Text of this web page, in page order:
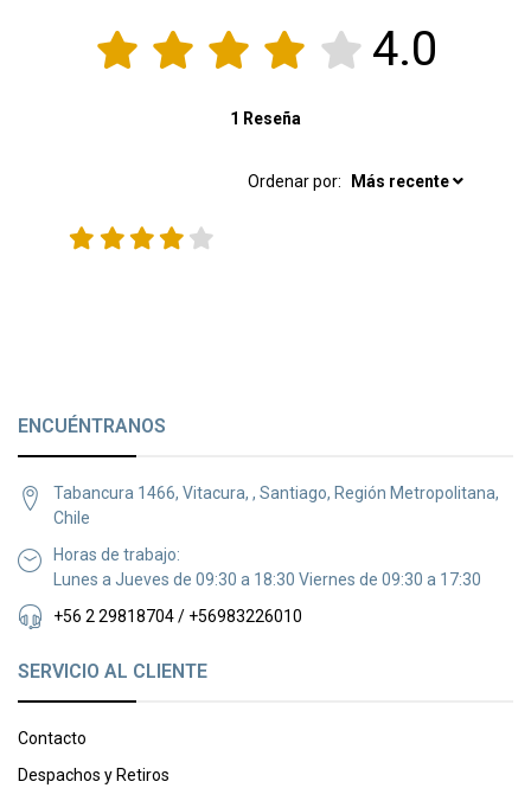
4.0
1 Reseña
Ordenar por: Más recente
ENCUÉNTRANOS
Tabancura 1466, Vitacura, , Santiago, Región Metropolitana,
Chile
Horas de trabajo:
Lunes a Jueves de 09:30 a 18:30 Viernes de 09:30 a 17:30
+56 2 29818704 / +56983226010
SERVICIO AL CLIENTE
Contacto
Despachos y Retiros